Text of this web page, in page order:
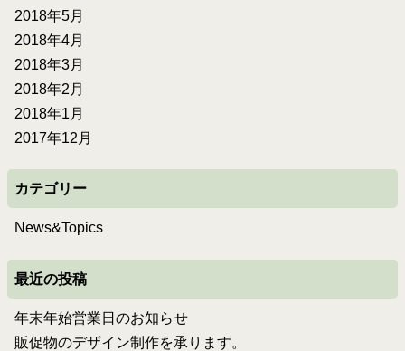
2018年5月
2018年4月
2018年3月
2018年2月
2018年1月
2017年12月
カテゴリー
News&Topics
最近の投稿
年末年始営業日のお知らせ
販促物のデザイン制作を承ります。